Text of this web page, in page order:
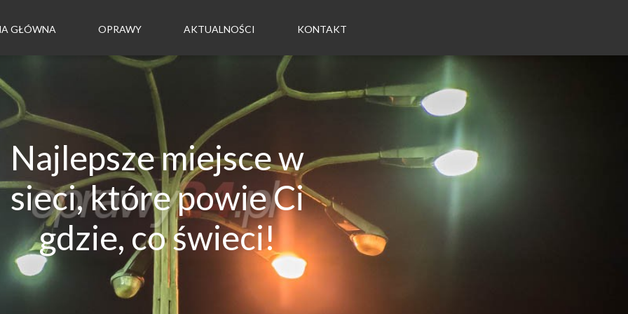
GŁÓWNA OPRAWY AKTUALNOŚCI KONTAKT
Najlepsze miejsce w
sieci, które powie Ci
gdzie, co świeci!